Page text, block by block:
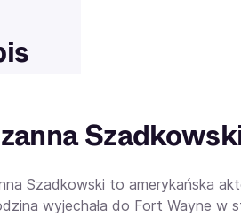
Szadkowski to amerykańska
wyjechała do Fort Wayne w